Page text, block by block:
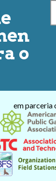
o
em parceria